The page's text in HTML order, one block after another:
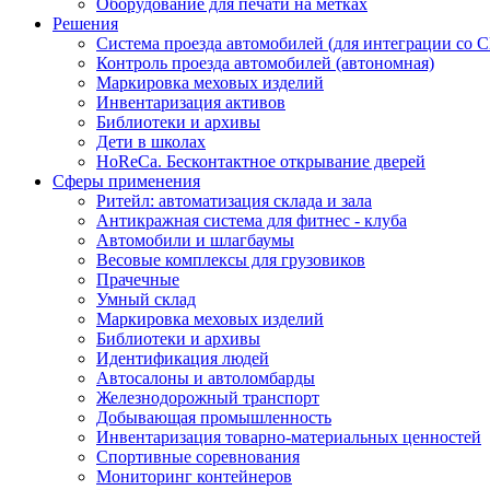
Оборудование для печати на метках
Решения
Система проезда автомобилей (для интеграции со
Контроль проезда автомобилей (автономная)
Маркировка меховых изделий
Инвентаризация активов
Библиотеки и архивы
Дети в школах
HoReCa. Бесконтактное открывание дверей
Сферы применения
Ритейл: автоматизация склада и зала
Антикражная система для фитнес - клуба
Автомобили и шлагбаумы
Весовые комплексы для грузовиков
Прачечные
Умный склад
Маркировка меховых изделий
Библиотеки и архивы
Идентификация людей
Автосалоны и автоломбарды
Железнодорожный транспорт
Добывающая промышленность
Инвентаризация товарно-материальных ценностей
Спортивные соревнования
Мониторинг контейнеров